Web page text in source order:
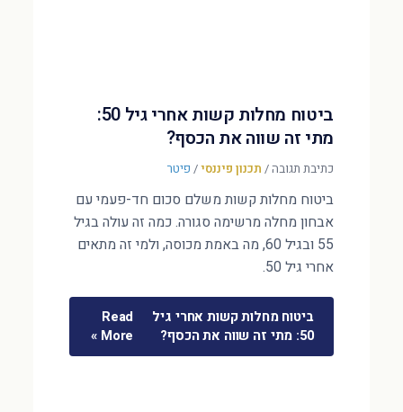
ביטוח מחלות קשות אחרי גיל 50:
מתי זה שווה את הכסף?
כתיבת תגובה/ תכנון פיננסי/ פיטר
ביטוח מחלות קשות משלם סכום חד-פעמי עם
אבחון מחלה מרשימה סגורה. כמה זה עולה בגיל
55 ובגיל 60, מה באמת מכוסה, ולמי זה מתאים
אחרי גיל 50.
ביטוח מחלות קשות אחרי גיל
50: מתי זה שווה את הכסף?
Read
More »